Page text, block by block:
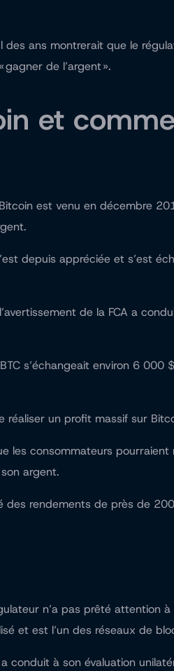
ans montrerait que le
de l’argent ».
et
est venu en décembre
depuis appréciée et s’est
de la FCA a
s’échangeait environ 6
un profit massif sur
les consommateurs
argent.
rendements de près de
n’a pas prêté
et est l’un des réseaux de
conduit à son évaluation